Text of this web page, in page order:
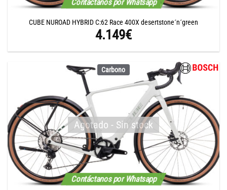
CUBE NUROAD HYBRID C:62 Race 400X desertstone´n´green
4.149€
Carbono
Contáctanos por Whatsapp
Agotado - Sin stock